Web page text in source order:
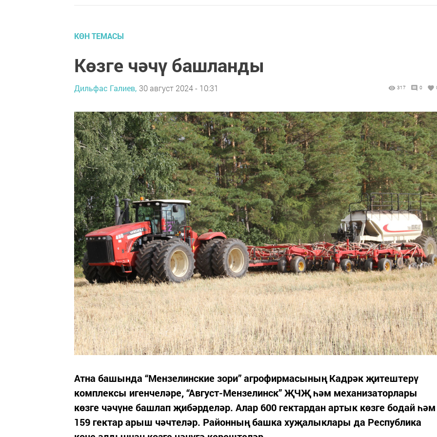
КӨН ТЕМАСЫ
Көзге чәчү башланды
Дильфас Галиев, 30 август 2024 - 10:31 317 0
Атна башында “Мензелинские зори” агрофирмасының Кадрәк җитештерү
комплексы игенчеләре, “Август-Мензелинск” ҖЧҖ һәм механизаторлары
көзге чәчүне башлап җибәрделәр. Алар 600 гектардан артык көзге бодай һәм
159 гектар арыш чәчтеләр. Районның башка хуҗалыклары да Республика